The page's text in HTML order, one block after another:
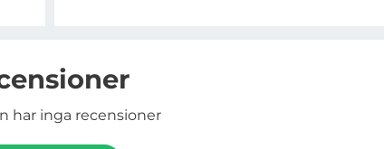
har inga recensioner